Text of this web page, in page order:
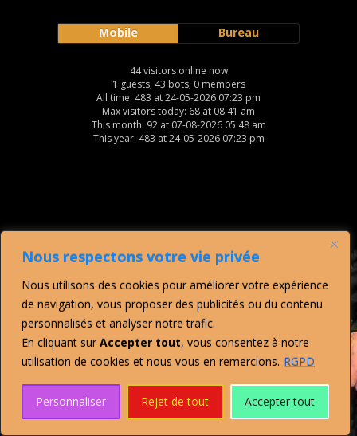
Nous respectons votre vie privée
Nous utilisons des cookies pour améliorer votre expérience
de navigation, vous proposer des publicités ou du contenu
personnalisés et analyser notre trafic.
En cliquant sur Accepter tout, vous consentez à notre
utilisation de cookies et nous vous en remercions. RGPD
Personnaliser Rejet de tout Accepter tout
Mobile Bureau
44 visitors online now
1 guests, 43 bots, 0 members
All time: 483 at 24-05-2026 07:23 pm
Max visitors today: 68 at 08:41 am
This month: 92 at 07-08-2026 05:48 am
This year: 483 at 24-05-2026 07:23 pm